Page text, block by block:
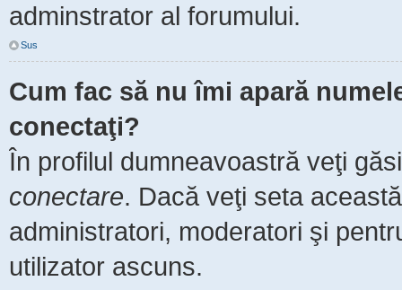
adminstrator al forumului.
Sus
Cum fac să nu îmi apară
conectaţi?
În profilul dumneavoastră veţi
conectare. Dacă veţi seta
administratori, moderatori şi
utilizator ascuns.